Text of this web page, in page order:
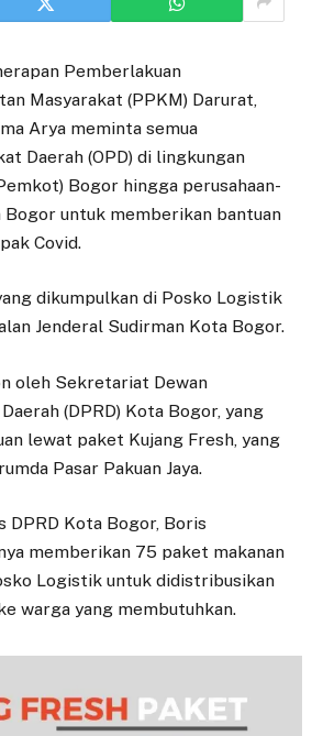
Pemberlakuan
Masyarakat (PPKM) Darurat,
Arya meminta semua
Daerah (OPD) di lingkungan
Bogor hingga perusahaan-
Bogor untuk memberikan bantuan
Covid.
dikumpulkan di Posko Logistik
Jenderal Sudirman Kota Bogor.
oleh Sekretariat Dewan
(DPRD) Kota Bogor, yang
lewat paket Kujang Fresh, yang
Pasar Pakuan Jaya.
Kota Bogor, Boris
memberikan 75 paket makanan
Logistik untuk didistribusikan
warga yang membutuhkan.